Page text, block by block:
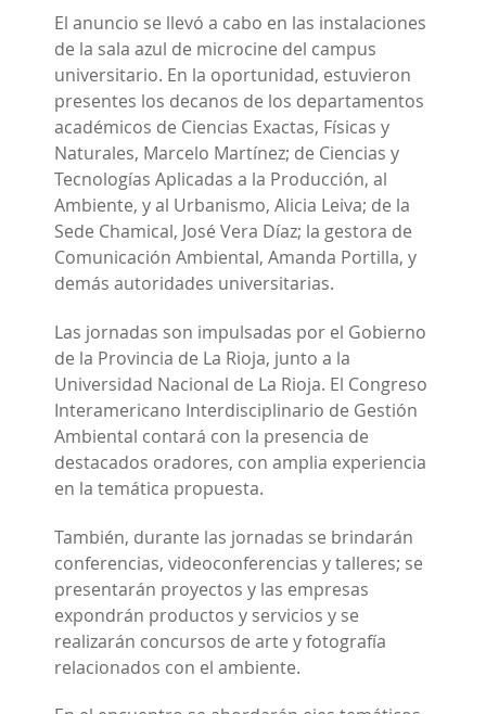
El anuncio se llevó a cabo en las instalaciones
de la sala azul de microcine del campus
universitario. En la oportunidad, estuvieron
presentes los decanos de los departamentos
académicos de Ciencias Exactas, Físicas y
Naturales, Marcelo Martínez; de Ciencias y
Tecnologías Aplicadas a la Producción, al
Ambiente, y al Urbanismo, Alicia Leiva; de la
Sede Chamical, José Vera Díaz; la gestora de
Comunicación Ambiental, Amanda Portilla, y
demás autoridades universitarias.
Las jornadas son impulsadas por el Gobierno
de la Provincia de La Rioja, junto a la
Universidad Nacional de La Rioja. El Congreso
Interamericano Interdisciplinario de Gestión
Ambiental contará con la presencia de
destacados oradores, con amplia experiencia
en la temática propuesta.
También, durante las jornadas se brindarán
conferencias, videoconferencias y talleres; se
presentarán proyectos y las empresas
expondrán productos y servicios y se
realizarán concursos de arte y fotografía
relacionados con el ambiente.